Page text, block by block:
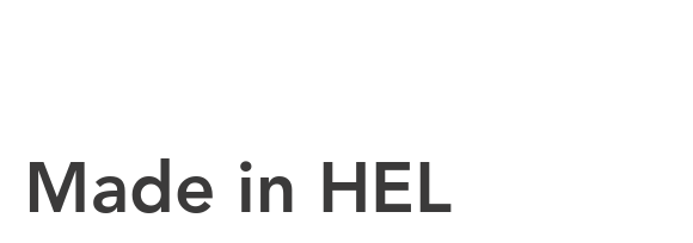
Made in HEL